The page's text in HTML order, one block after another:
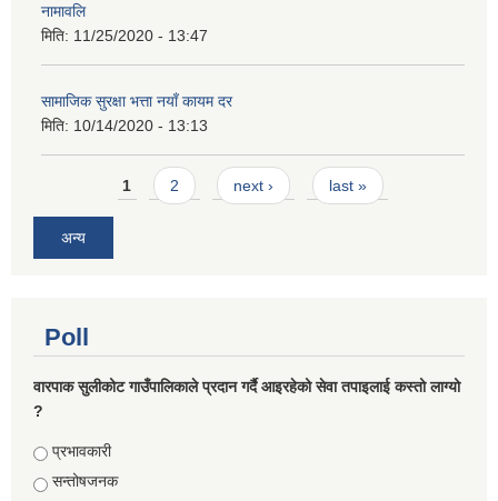
नामावलि
मिति: 11/25/2020 - 13:47
सामाजिक सुरक्षा भत्ता नयाँ कायम दर
मिति: 10/14/2020 - 13:13
Pages1 2 next › last »
अन्य
Poll
वारपाक सुलीकोट गाउँपालिकाले प्रदान गर्दै आइरहेको सेवा तपाइलाई कस्तो लाग्यो
?
Choices
प्रभावकारी
सन्तोषजनक